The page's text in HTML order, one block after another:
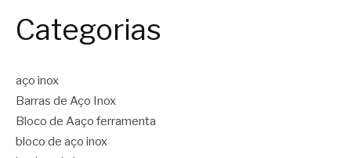
Categorias
aço inox
Barras de Aço Inox
Bloco de Aaço ferramenta
bloco de aço inox